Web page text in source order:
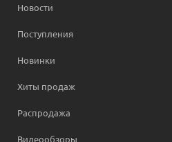
Новости
Поступления
Новинки
Хиты продаж
Распродажа
Видеообзоры